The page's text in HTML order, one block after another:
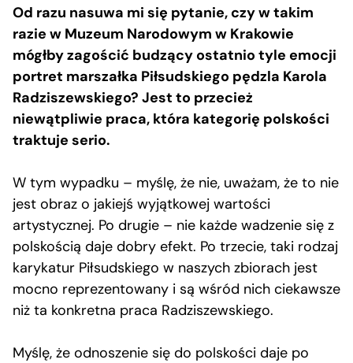
Od razu nasuwa mi się pytanie, czy w takim
razie w Muzeum Narodowym w Krakowie
mógłby zagościć budzący ostatnio tyle emocji
portret marszałka Piłsudskiego pędzla Karola
Radziszewskiego? Jest to przecież
niewątpliwie praca, która kategorię polskości
traktuje serio.
W tym wypadku – myślę, że nie, uważam, że to nie
jest obraz o jakiejś wyjątkowej wartości
artystycznej. Po drugie – nie każde wadzenie się z
polskością daje dobry efekt. Po trzecie, taki rodzaj
karykatur Piłsudskiego w naszych zbiorach jest
mocno reprezentowany i są wśród nich ciekawsze
niż ta konkretna praca Radziszewskiego.
Myślę, że odnoszenie się do polskości daje po